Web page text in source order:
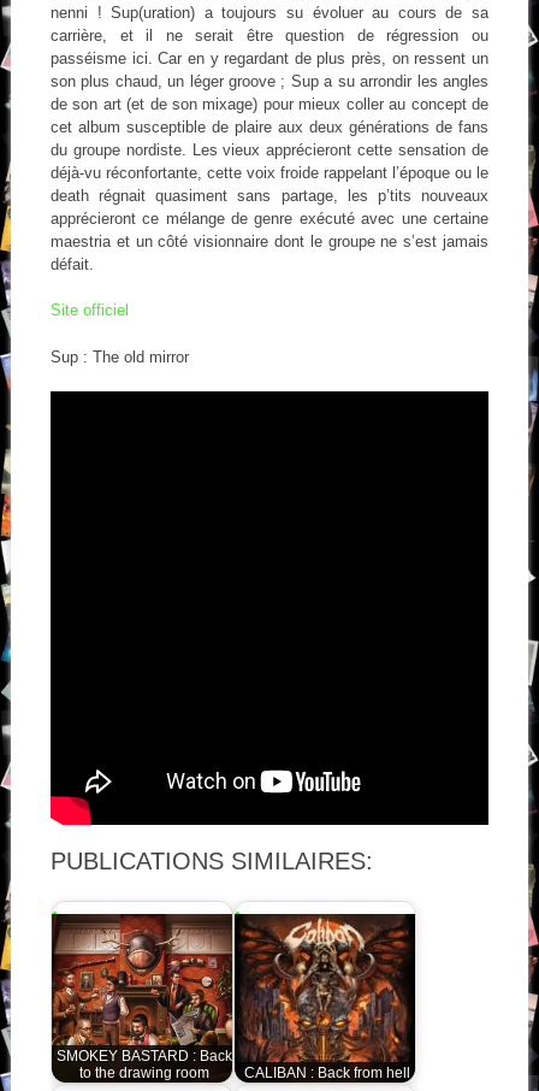
nenni ! Sup(uration) a toujours su évoluer au cours de sa
carrière, et il ne serait être question de régression ou
passéisme ici. Car en y regardant de plus près, on ressent un
son plus chaud, un léger groove ; Sup a su arrondir les angles
de son art (et de son mixage) pour mieux coller au concept de
cet album susceptible de plaire aux deux générations de fans
du groupe nordiste. Les vieux apprécieront cette sensation de
déjà-vu réconfortante, cette voix froide rappelant l’époque ou le
death régnait quasiment sans partage, les p’tits nouveaux
apprécieront ce mélange de genre exécuté avec une certaine
maestria et un côté visionnaire dont le groupe ne s’est jamais
défait.
Site officiel
Sup : The old mirror
PUBLICATIONS SIMILAIRES:
SMOKEY BASTARD : Back
to the drawing room
CALIBAN : Back from hell